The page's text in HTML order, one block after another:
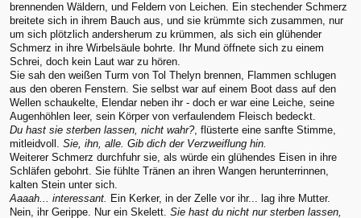
brennenden Wäldern, und Feldern von Leichen. Ein stechender Schmerz
breitete sich in ihrem Bauch aus, und sie krümmte sich zusammen, nur
um sich plötzlich andersherum zu krümmen, als sich ein glühender
Schmerz in ihre Wirbelsäule bohrte. Ihr Mund öffnete sich zu einem
Schrei, doch kein Laut war zu hören.
Sie sah den weißen Turm von Tol Thelyn brennen, Flammen schlugen
aus den oberen Fenstern. Sie selbst war auf einem Boot dass auf den
Wellen schaukelte, Elendar neben ihr - doch er war eine Leiche, seine
Augenhöhlen leer, sein Körper von verfaulendem Fleisch bedeckt.
Du hast sie sterben lassen, nicht wahr?, flüsterte eine sanfte Stimme,
mitleidvoll. Sie, ihn, alle. Gib dich der Verzweiflung hin.
Weiterer Schmerz durchfuhr sie, als würde ein glühendes Eisen in ihre
Schläfen gebohrt. Sie fühlte Tränen an ihren Wangen herunterrinnen,
kalten Stein unter sich.
Aaaah... interessant. Ein Kerker, in der Zelle vor ihr... lag ihre Mutter.
Nein, ihr Gerippe. Nur ein Skelett. Sie hast du nicht nur sterben lassen,